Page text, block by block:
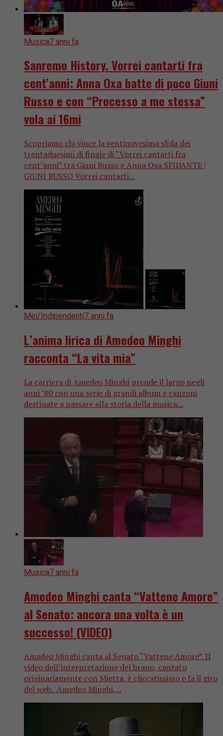
Musica7 anni fa
Sanremo History. Vorrei cantarti fra
cent’anni: Anna Oxa batte di poco Giuni
Russo e con “Processo a me stessa”
vola ai 16mi
Scopriamo chi vince la ventinovesima sfida dei
trentaduesimi di finale di “Vorrei cantarti fra
cent’anni” tra Giuni Russo e Anna Oxa SFIDANTE |
GIUNI RUSSO Vorrei cantarti...
Mei/Indipendenti7 anni fa
L’anima lirica di Amedeo Minghi
racconta “La vita mia”
La carriera di Amedeo Minghi prende il largo negli
anni ’80 con una serie di grandi album e canzoni
destinate a passare alla storia della musica...
Musica7 anni fa
Amedeo Minghi canta “Vattene Amore”
al Senato: ancora una volta è un
successo! (VIDEO)
Amadeo Minghi canta al Senato “Vattene Amore”. Il
video dell’interpretazione del brano, cantato
originariamente con Mietta, è cliccatissimo e fa il giro
del web. Amedeo Minghi,...